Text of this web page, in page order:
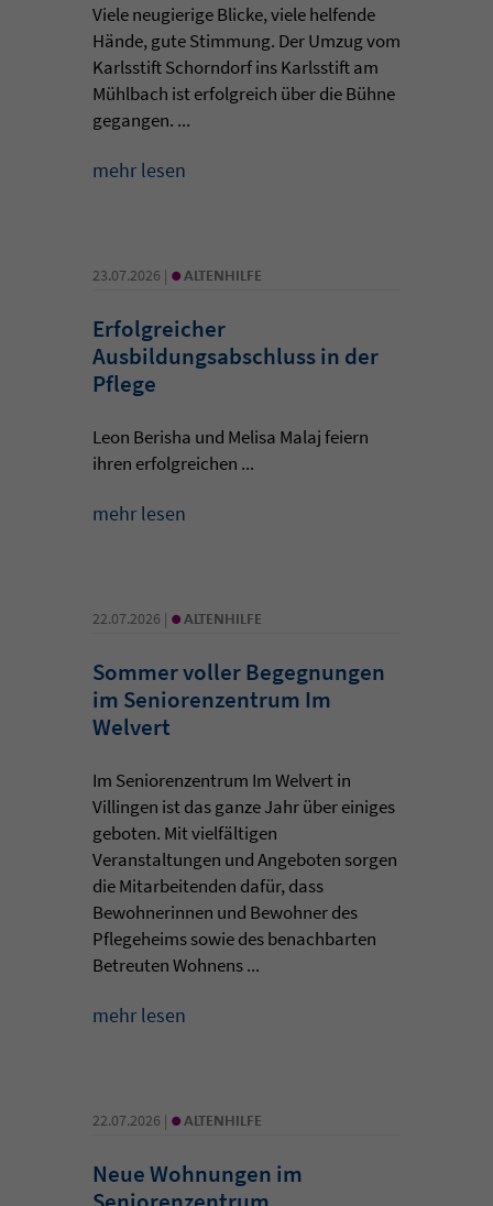
Viele neugierige Blicke, viele helfende
Hände, gute Stimmung. Der Umzug vom
Karlsstift Schorndorf ins Karlsstift am
Mühlbach ist erfolgreich über die Bühne
gegangen. ...
mehr lesen
23.07.2026 | • ALTENHILFE
Erfolgreicher
Ausbildungsabschluss in der
Pflege
Leon Berisha und Melisa Malaj feiern
ihren erfolgreichen ...
mehr lesen
22.07.2026 | • ALTENHILFE
Sommer voller Begegnungen
im Seniorenzentrum Im
Welvert
Im Seniorenzentrum Im Welvert in
Villingen ist das ganze Jahr über einiges
geboten. Mit vielfältigen
Veranstaltungen und Angeboten sorgen
die Mitarbeitenden dafür, dass
Bewohnerinnen und Bewohner des
Pflegeheims sowie des benachbarten
Betreuten Wohnens ...
mehr lesen
22.07.2026 | • ALTENHILFE
Neue Wohnungen im